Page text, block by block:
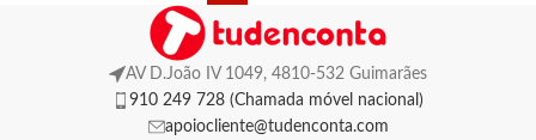
AV D.João IV 1049, 4810-532 Guimarães
910 249 728 (Chamada móvel nacional)
apoiocliente@tudenconta.com